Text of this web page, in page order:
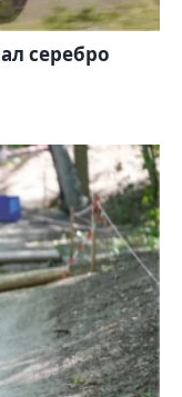
серебро